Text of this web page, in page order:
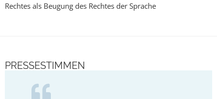
Rechtes als Beugung des Rechtes der Sprache
PRESSESTIMMEN